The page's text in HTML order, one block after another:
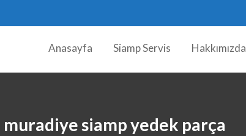
Anasayfa Siamp Servis Hakkımızda
muradiye siamp yedek parça